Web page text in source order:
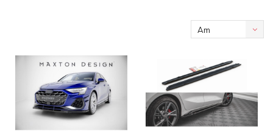
Am
angesehen